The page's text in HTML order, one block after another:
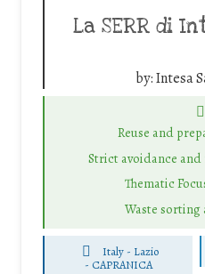
La SERR di
by:Intesa
Reuse and
Strict avoidance
Thematic
Waste sorting
Italy - Lazio
- CAPRANICA